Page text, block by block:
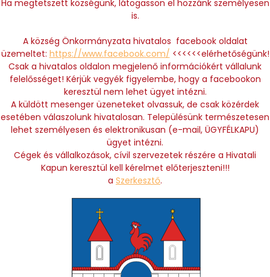
Ha megtetszett községünk, látogasson el hozzánk személyesen
is.
A község Önkormányzata hivatalos facebook oldalat
üzemeltet: https://www.facebook.com/ <<<<<<elérhetőségünk!
Csak a hivatalos oldalon megjelenő információkért vállalunk
felelősséget! Kérjük vegyék figyelembe, hogy a facebookon
keresztül nem lehet ügyet intézni.
A küldött mesenger üzeneteket olvassuk, de csak közérdek
esetében válaszolunk hivatalosan. Településünk természetesen
lehet személyesen és elektronikusan (e-mail, ÜGYFÉLKAPU)
ügyet intézni.
Cégek és vállalkozások, cívil szervezetek részére a Hivatali
Kapun keresztül kell kérelmet előterjeszteni!!!
a Szerkesztő.